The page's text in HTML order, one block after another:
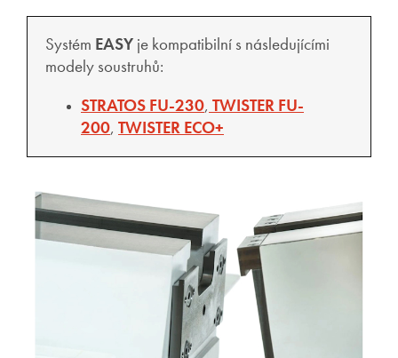
Systém EASY je kompatibilní s následujícími
modely soustruhů:
STRATOS FU-230, TWISTER FU-
200, TWISTER ECO+